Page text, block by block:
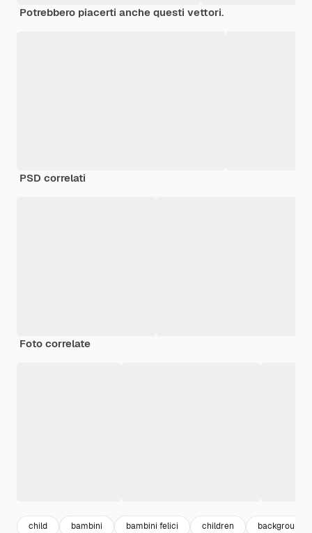
Potrebbero piacerti anche questi vettori.
PSD correlati
Foto correlate
child bambini bambini felici children background